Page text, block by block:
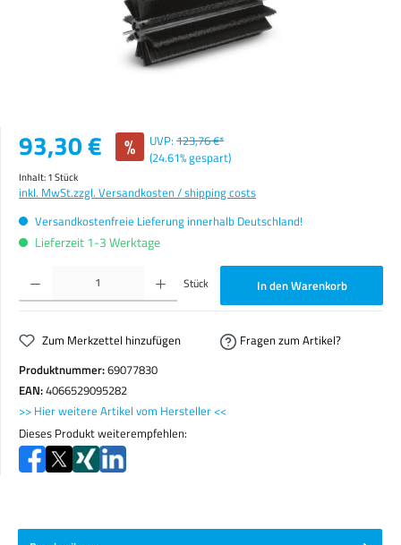
Verkaufspreis:
93,30 € % UVP: 123,76 €*
(24.61% gespart)
Inhalt:1 Stück
inkl. MwSt.zzgl. Versandkosten / shipping costs
Versandkostenfreie Lieferung innerhalb Deutschland!
Lieferzeit 1-3 Werktage
Produkt Anzahl: Gib den gewünschten Wert ein oder benutze die Schaltflächen um die Anzahl zu
Stück In den Warenkorb
Zum Merkzettel hinzufügen
Fragen zum Artikel?
Produktnummer:69077830
EAN:4066529095282
>> Hier weitere Artikel vom Hersteller <<
Dieses Produkt weiterempfehlen: